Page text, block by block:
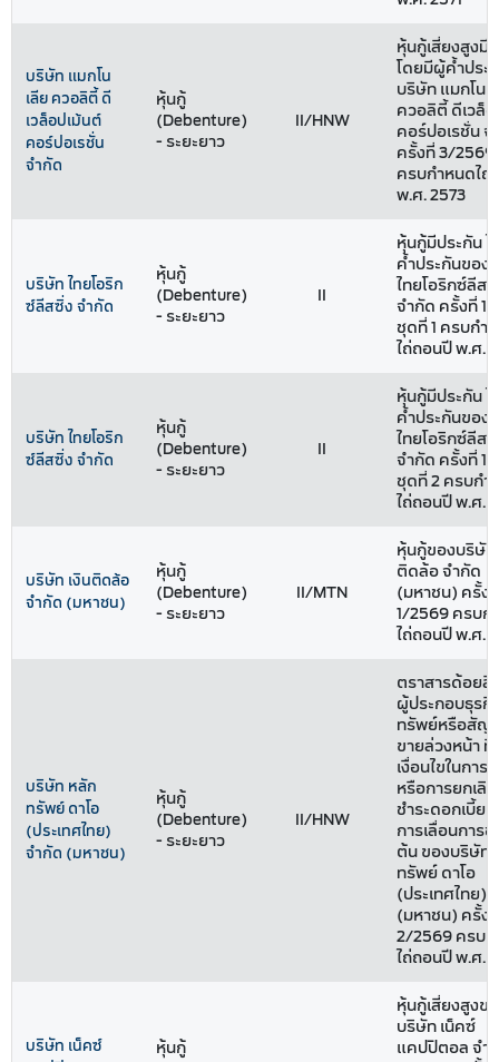
บริษัท แมกโน
เลีย ควอลิตี้ ดี
เวล็อปเม้นต์
คอร์ปอเรชั่น
จำกัด
หุ้นกู้
(Debenture)
- ระยะยาว
II/HNW
หุ้นกู้เสี่ยงสูงมี
โดยมีผู้ค้ำประ
บริษัท แมกโนเ
ควอลิตี้ ดีเวล็
คอร์ปอเรชั่น
ครั้งที่ 3/2569
ครบกำหนดไถ่
พ.ศ. 2573
บริษัท ไทยโอริก
ซ์ลีสซิ่ง จำกัด
หุ้นกู้
(Debenture)
- ระยะยาว
II
หุ้นกู้มีประกัน
ค้ำประกันของ
ไทยโอริกซ์ลีส
จำกัด ครั้งที่
ชุดที่ 1 ครบกำ
ไถ่ถอนปี พ.ศ.
บริษัท ไทยโอริก
ซ์ลีสซิ่ง จำกัด
หุ้นกู้
(Debenture)
- ระยะยาว
II
หุ้นกู้มีประกัน
ค้ำประกันของ
ไทยโอริกซ์ลีส
จำกัด ครั้งที่
ชุดที่ 2 ครบกำ
ไถ่ถอนปี พ.ศ.
บริษัท เงินติดล้อ
จำกัด (มหาชน)
หุ้นกู้
(Debenture)
- ระยะยาว
II/MTN
หุ้นกู้ของบริษัท
ติดล้อ จำกัด
(มหาชน) ครั้งที่
1/2569 ครบก
ไถ่ถอนปี พ.ศ.
บริษัท หลัก
ทรัพย์ ดาโอ
(ประเทศไทย)
จำกัด (มหาชน)
หุ้นกู้
(Debenture)
- ระยะยาว
II/HNW
ตราสารด้อยสิ
ผู้ประกอบธุรกิ
ทรัพย์หรือสัญ
ขายล่วงหน้า ที่
เงื่อนไขในการ
หรือการยกเลิ
ชำระดอกเบี้ย
การเลื่อนการช
ต้น ของบริษัท
ทรัพย์ ดาโอ
(ประเทศไทย)
(มหาชน) ครั้งที่
2/2569 ครบ
ไถ่ถอนปี พ.ศ.
บริษัท เน็คซ์
หุ้นกู้
หุ้นกู้เสี่ยงสูงข
บริษัท เน็คซ์
แคปปิตอล จำ